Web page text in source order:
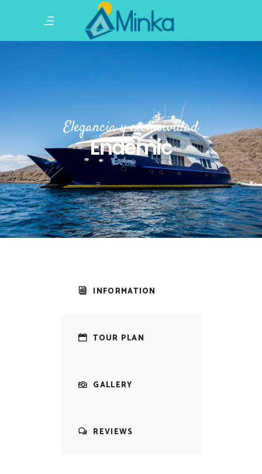
Elegancia y exclusividad
Endemic
INFORMATION
TOUR PLAN
GALLERY
REVIEWS